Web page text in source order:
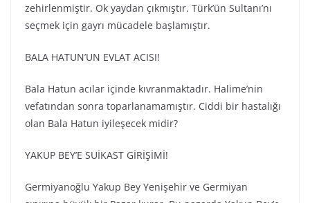
zehirlenmiştir. Ok yaydan çıkmıştır. Türk’ün Sultanı’nı
seçmek için gayrı mücadele başlamıştır.
BALA HATUN’UN EVLAT ACISI!
Bala Hatun acılar içinde kıvranmaktadır. Halime’nin
vefatından sonra toparlanamamıştır. Ciddi bir hastalığı
olan Bala Hatun iyileşecek midir?
YAKUP BEY’E SUİKAST GİRİŞİMİ!
Germiyanoğlu Yakup Bey Yenişehir ve Germiyan